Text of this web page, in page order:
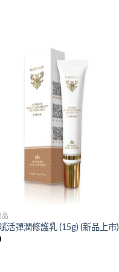
品
活彈潤修護乳 (15g) (新品上市)